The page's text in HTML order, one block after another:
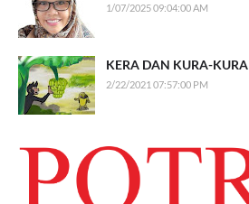
1/07/2025 09:04:00 AM
KERA DAN KURA-KURA
2/22/2021 07:57:00 PM